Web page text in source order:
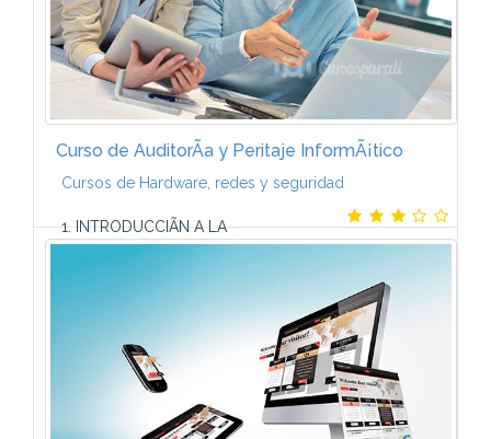
Curso de AuditorÃ­a y Peritaje InformÃ¡tico
Cursos de Hardware, redes y seguridad
1. INTRODUCCIÃN A LA
AUDITORÃAIntroducciÃ³n. DefiniciÃ³n de auditorÃ­a.
Control interno. Tipos de auditorÃ­a. Objetivos de
auditorÃ­a informÃ¡tica. DeterminaciÃ³n de la